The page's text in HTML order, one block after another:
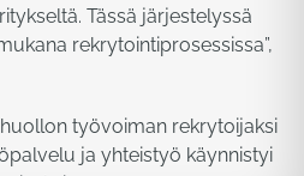
Tässä järjestelyssä
rekrytointiprosessissa”,
työvoiman rekrytoijaksi
ja yhteistyö käynnistyi